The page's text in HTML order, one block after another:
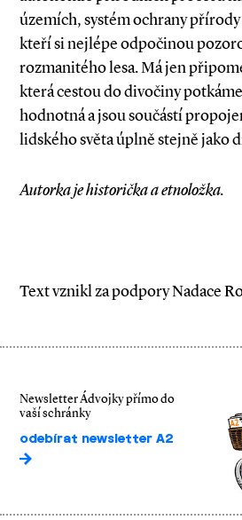
územích, systém ochrany
kteří si nejlépe odpočinou
rozmanitého lesa. Má jen
která cestou do divočiny
hodnotná a jsou součástí
lidského světa úplně stejně jako
Autorka je historička a etnoložka.
Text vznikl za podpory Nadace
Newsletter Ádvojky přímo do
vaší schránky
odebírat newsletter A2